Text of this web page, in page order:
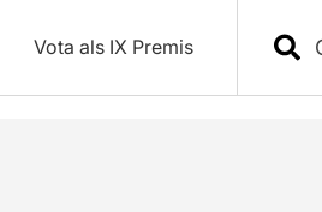
Vota als IX Premis